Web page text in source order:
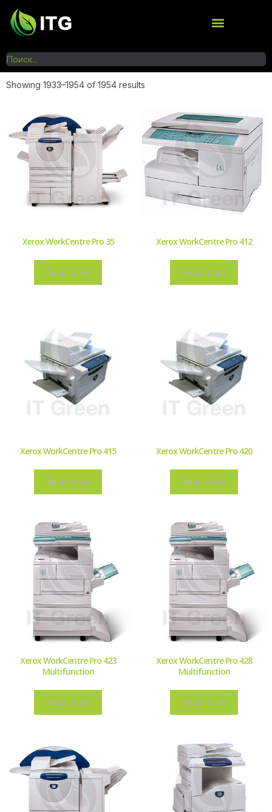
Showing 1933–1954 of 1954 results
Xerox WorkCentre Pro 35
Read more
Xerox WorkCentre Pro 412
Read more
Xerox WorkCentre Pro 415
Read more
Xerox WorkCentre Pro 420
Read more
Xerox WorkCentre Pro 423
Multifunction
Read more
Xerox WorkCentre Pro 428
Multifunction
Read more